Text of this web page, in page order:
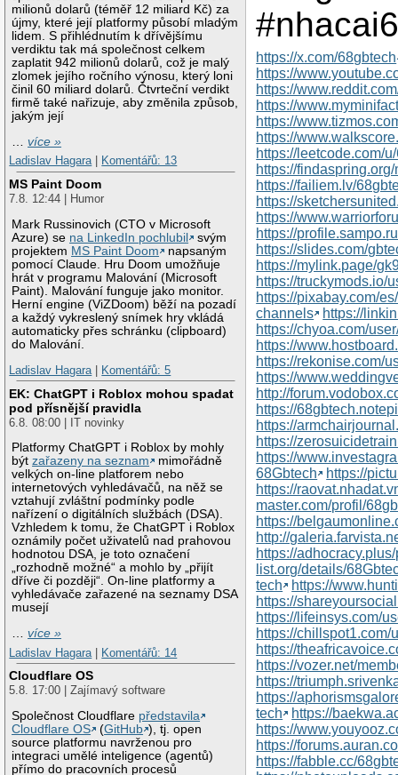
milionů dolarů (téměř 12 miliard Kč) za
újmy, které její platformy působí mladým
lidem. S přihlédnutím k dřívějšímu
verdiktu tak má společnost celkem
zaplatit 942 milionů dolarů, což je malý
zlomek jejího ročního výnosu, který loni
činil 60 miliard dolarů. Čtvrteční verdikt
firmě také nařizuje, aby změnila způsob,
jakým její
…více »
Ladislav Hagara| Komentářů: 13
MS Paint Doom
7.8. 12:44 | Humor
Mark Russinovich (CTO v Microsoft
Azure) se na LinkedIn pochlubil
svým
projektem MS Paint Doom
napsaným
pomocí Claude. Hru Doom umožňuje
hrát v programu Malování (Microsoft
Paint). Malování funguje jako monitor.
Herní engine (ViZDoom) běží na pozadí
a každý vykreslený snímek hry vkládá
automaticky přes schránku (clipboard)
do Malování.
Ladislav Hagara| Komentářů: 5
EK: ChatGPT i Roblox mohou spadat
pod přísnější pravidla
6.8. 08:00 | IT novinky
Platformy ChatGPT i Roblox by mohly
býtzařazeny na seznam
mimořádně
velkých on-line platforem nebo
internetových vyhledávačů, na něž se
vztahují zvláštní podmínky podle
nařízení o digitálních službách (DSA).
Vzhledem k tomu, že ChatGPT i Roblox
oznámily počet uživatelů nad prahovou
hodnotou DSA, je toto označení
„rozhodně možné“ a mohlo by „přijít
dříve či později“. On-line platformy a
vyhledávače zařazené na seznamy DSA
musejí
…více »
Ladislav Hagara | Komentářů: 14
Cloudflare OS
5.8. 17:00 | Zajímavý software
Společnost Cloudflare představila
Cloudflare OS
(GitHub ), tj. open
source platformu navrženou pro
integraci umělé inteligence (agentů)
přímo do pracovních procesů
https://x.com/68gbtech
https://
https://
https://
https://
https://
https://leetcode.com/
https://
https://failiem.lv/
https://
https://
https://
https://slides.com/
https://mylink.page/
https://truckymods.io/
https://pixabay.com/
channels
https://
https://chyoa.com/
https://
https://rekonise.com/
https://
http://
https://
https://
https://
https://
68Gbtech
https://
https://
master.com/profil/
https://
http://
https://
list.org/details/
tech
https://
https://
https://lifeinsys.com/
https://chillspot1.com/
https://
https://vozer.net/
https://
https://
tech
https://
https://
https://
https://fabble.cc/